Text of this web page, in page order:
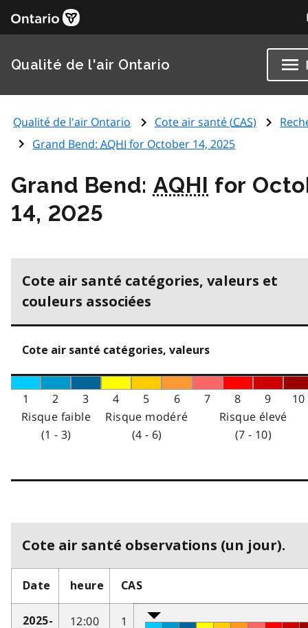
Qualité de l'air Ontario
Qualité de l'air Ontario Cote air santé (CAS)
Grand Bend:AQHI for October 14, 2025
Grand Bend: AQHI for
14, 2025
Cote air santé catégories, valeurs et
couleurs associées
Cote air santé catégories, valeurs
1 2 3 4 5 6 7 8 9
10
Risque faible
(1 - 3)
Risque modéré
(4 - 6)
Risque élevé
(7 - 10)
Cote air santé observations (un jour).
Date heure CAS
2025-
12:00
1